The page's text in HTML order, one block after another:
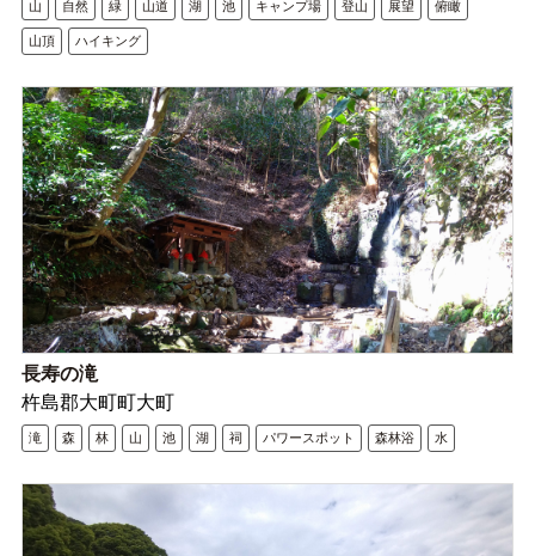
山 自然 緑 山道 湖 池 キャンプ場 登山 展望 俯瞰
山頂 ハイキング
長寿の滝
杵島郡大町町大町
滝 森 林 山 池 湖 祠 パワースポット 森林浴 水